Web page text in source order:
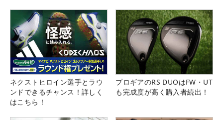
ネクストヒロイン選手とラウ
ンドできるチャンス！詳しく
はこちら！
プロギアのRS DUOはFW・UT
も完成度が高く購入者続出！